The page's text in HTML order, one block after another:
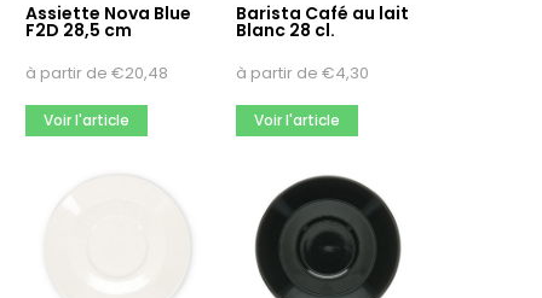
Assiette Nova Blue
F2D 28,5 cm
à partir de €20,48
Voir l'article
Barista Café au lait
Blanc 28 cl.
à partir de€4,30
Voir l'article